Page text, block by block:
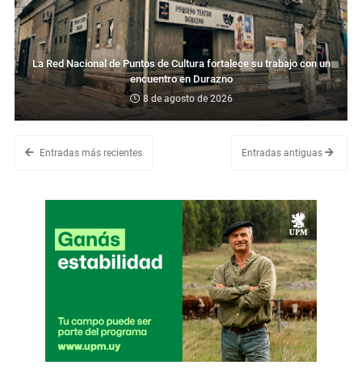
La Red Nacional de Puntos de Cultura fortalece su trabajo con un
encuentro en Durazno
8 de agosto de 2026
Entradas más recientes Entradas antiguas